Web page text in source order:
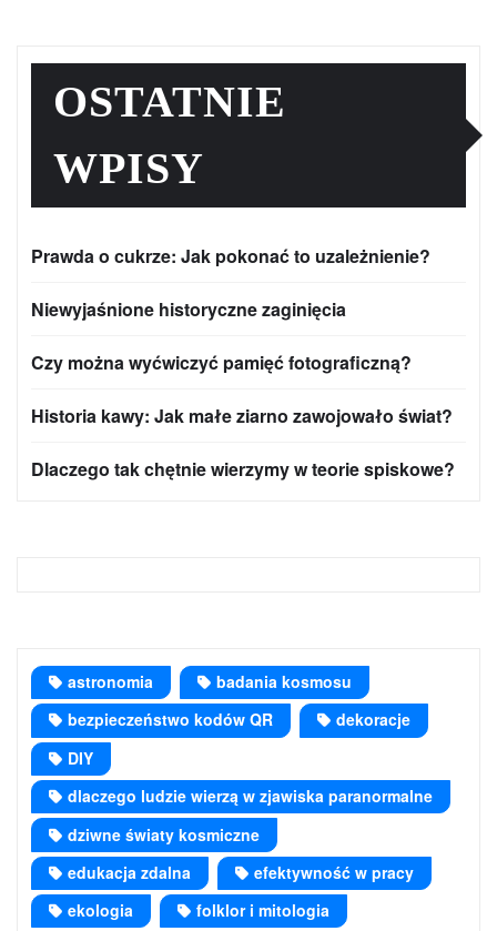
OSTATNIE
WPISY
Prawda o cukrze: Jak pokonać to uzależnienie?
Niewyjaśnione historyczne zaginięcia
Czy można wyćwiczyć pamięć fotograficzną?
Historia kawy: Jak małe ziarno zawojowało świat?
Dlaczego tak chętnie wierzymy w teorie spiskowe?
astronomia
badania kosmosu
bezpieczeństwo kodów QR
dekoracje
DIY
dlaczego ludzie wierzą w zjawiska paranormalne
dziwne światy kosmiczne
edukacja zdalna
efektywność w pracy
ekologia
folklor i mitologia